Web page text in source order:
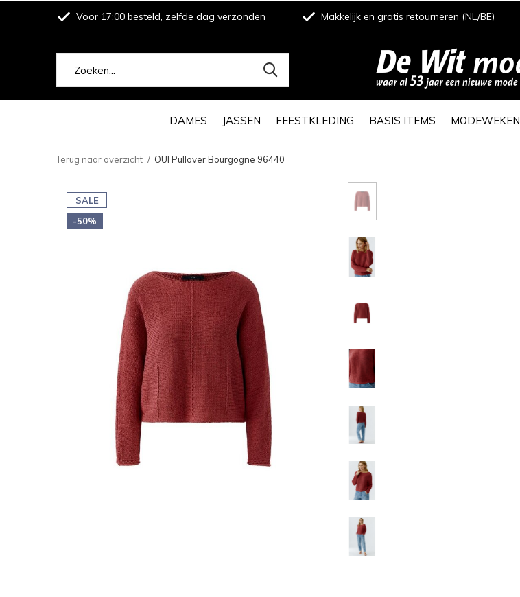
DAMES JASSEN FEESTKLEDING BASIS ITEMS MODEWEKEN
Voor 17:00 besteld, zelfde dag verzonden Makkelijk en gratis retourneren (NL/BE)
Terug naar overzicht OUI Pullover Bourgogne 96440
SALE
-50%